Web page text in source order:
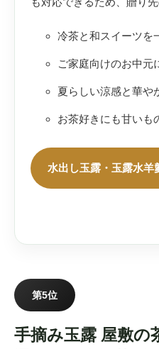
冷茶と和スイーツを
ご家庭向けのお中元
夏らしい涼感と華や
お茶好きにも甘いも
水出し玉露・玉露水羊
第5位
手摘み玉露 屋敷の